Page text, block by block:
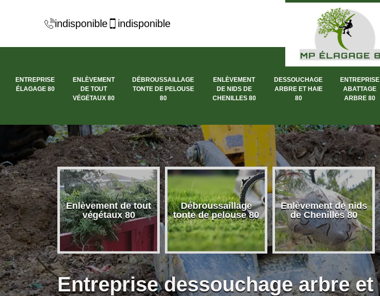
indisponible indisponible
ENTREPRISE
ÉLAGAGE 80
ENLÈVEMENT
DE TOUT
VÉGÉTAUX 80
DÉBROUSSAILLAGE
TONTE DE PELOUSE
80
ENLÈVEMENT
DE NIDS DE
CHENILLES 80
DESSOUCHAGE
ARBRE ET HAIE
80
ENTREPRISE
ABATTAGE
ARBRE 80
élagage
Enlèvement de tout
végétaux 80
Débroussaillage
tonte de pelouse 80
Enlèvement de nids
de Chenilles 80
Entreprise dessouchage arbre et